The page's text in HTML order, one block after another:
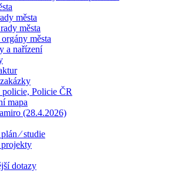
města
města
města
a nařízení
policie, Policie ČR
mapa
(28.4.2026)
⁄ studie
dotazy